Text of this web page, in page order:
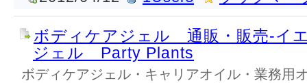
ボディケアジェル 通販・販売-イ
ジェル Party Plants
ボディケアジェル・キャリアオイル・業務用